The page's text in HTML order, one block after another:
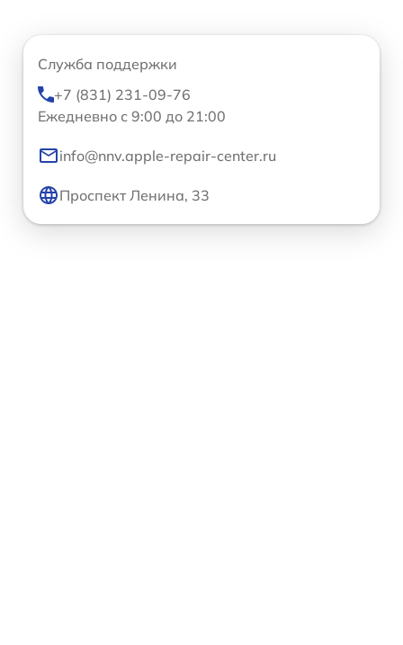
Служба поддержки
+7 (831) 231-09-76
Ежедневно с 9:00 до 21:00
info@nnv.apple-repair-center.ru
Проспект Ленина, 33